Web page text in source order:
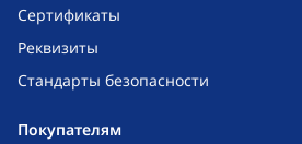
Сертификаты
Реквизиты
Стандарты безопасности
Покупателям